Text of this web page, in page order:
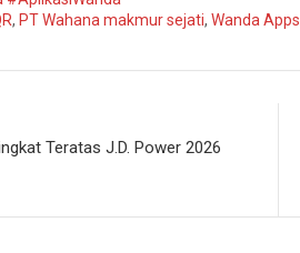
, PT Wahana makmur sejati, Wanda Apps
Teratas J.D. Power 2026